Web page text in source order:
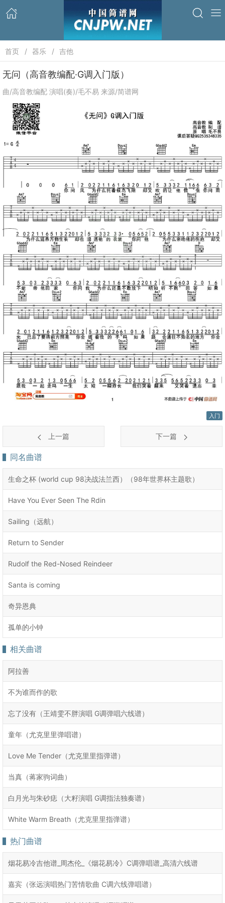
首页 器乐 吉他
无问（高音教编配·G调入门版）
曲/高音教编配 演唱(奏)/毛不易 来源/简谱网
入门
上一篇 下一篇
同名曲谱
生命之杯 (world cup 98决战法兰西）（98年世界杯主题歌）
Have You Ever Seen The Rdin
Sailing（远航）
Return to Sender
Rudolf the Red-Nosed Reindeer
Santa is coming
奇异恩典
孤单的小钟
相关曲谱
阿拉善
不为谁而作的歌
忘了没有（王靖雯不胖演唱 G调弹唱六线谱）
童年（尤克里里弹唱谱）
Love Me Tender（尤克里里指弹谱）
当真（蒋家驹词曲）
白月光与朱砂痣（大籽演唱 G调指法独奏谱）
White Warm Breath（尤克里里指弹谱）
热门曲谱
烟花易冷吉他谱_周杰伦_《烟花易冷》C调弹唱谱_高清六线谱
嘉宾（张远演唱热门苦情歌曲 C调六线弹唱谱）